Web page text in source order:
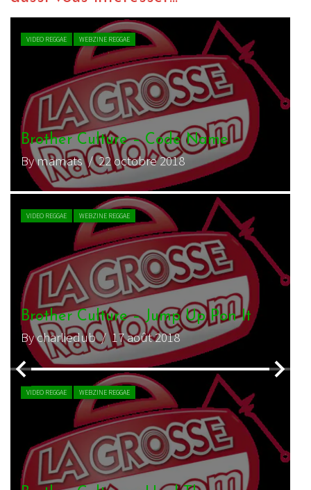
It
ACTU REGGAE WEBZINE REGGAE
Brother Culture feat Nello B. –
Track on Yannis RRH Ruben
By Sana P./ 1 février 2016
CHRONIQUE REGGAE WEBZINE REGGAE
Brother Culture – Dreadlocks
By charliedub/ 19 octobre 2015